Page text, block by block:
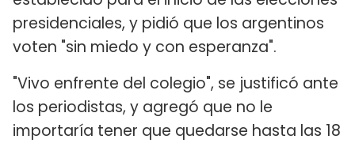
presidenciales, y pidió que los argentinos
voten "sin miedo y con esperanza".
"Vivo enfrente del colegio", se justificó ante
los periodistas, y agregó que no le
importaría tener que quedarse hasta las 18